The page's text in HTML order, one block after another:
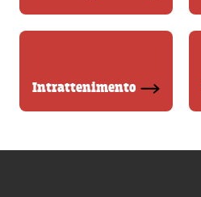
Intrattenimento